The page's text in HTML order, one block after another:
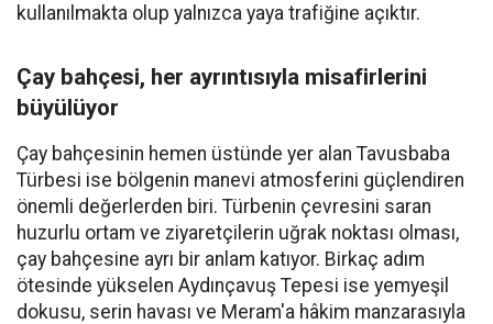
kullanılmakta olup yalnızca yaya trafiğine açıktır.
Çay bahçesi, her ayrıntısıyla misafirlerini
büyülüyor
Çay bahçesinin hemen üstünde yer alan Tavusbaba
Türbesi ise bölgenin manevi atmosferini güçlendiren
önemli değerlerden biri. Türbenin çevresini saran
huzurlu ortam ve ziyaretçilerin uğrak noktası olması,
çay bahçesine ayrı bir anlam katıyor. Birkaç adım
ötesinde yükselen Aydınçavuş Tepesi ise yemyeşil
dokusu, serin havası ve Meram'a hâkim manzarasıyla